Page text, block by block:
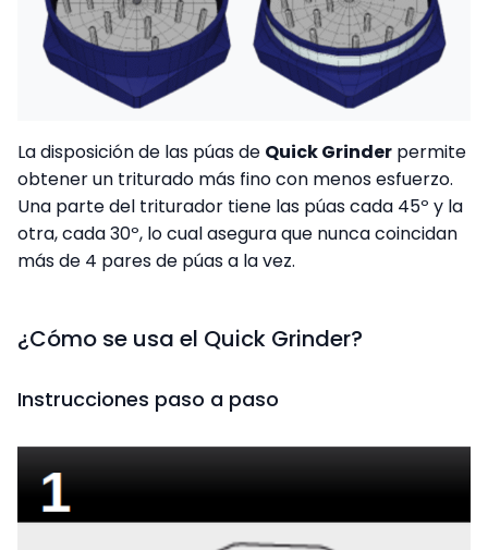
La disposición de las púas de Quick Grinder permite
obtener un triturado más fino con menos esfuerzo.
Una parte del triturador tiene las púas cada 45º y la
otra, cada 30º, lo cual asegura que nunca coincidan
más de 4 pares de púas a la vez.
¿Cómo se usa el Quick Grinder?
Instrucciones paso a paso